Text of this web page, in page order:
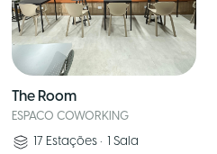
The Room
ESPACO COWORKING
17 Estações• 1 Sala